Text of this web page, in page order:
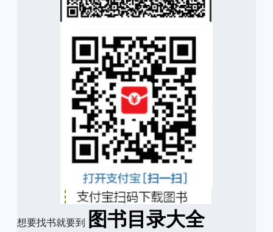
想要找书就要到 图书目录大全